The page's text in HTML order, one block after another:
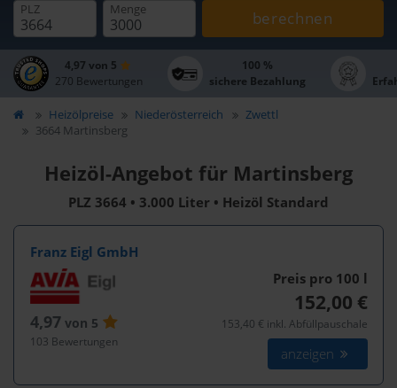
PLZ Menge berechnen
4,97 von 5
270 Bewertungen
100 %
sichere Bezahlung
Heizölpreise Niederösterreich
Zwettl
3664 Martinsberg
Heizöl-Angebot für Martinsberg
PLZ 3664 • 3.000 Liter • Heizöl Standard
Franz Eigl GmbH
4,97von 5
103 Bewertungen
Preis pro 100 l
152,00 €
153,40 € inkl. Abfüllpauschale
anzeigen